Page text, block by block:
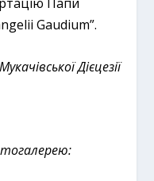
Gaudium”.
Дієцезії